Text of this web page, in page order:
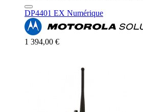
DP4401 EX Numérique
1 394,00 €